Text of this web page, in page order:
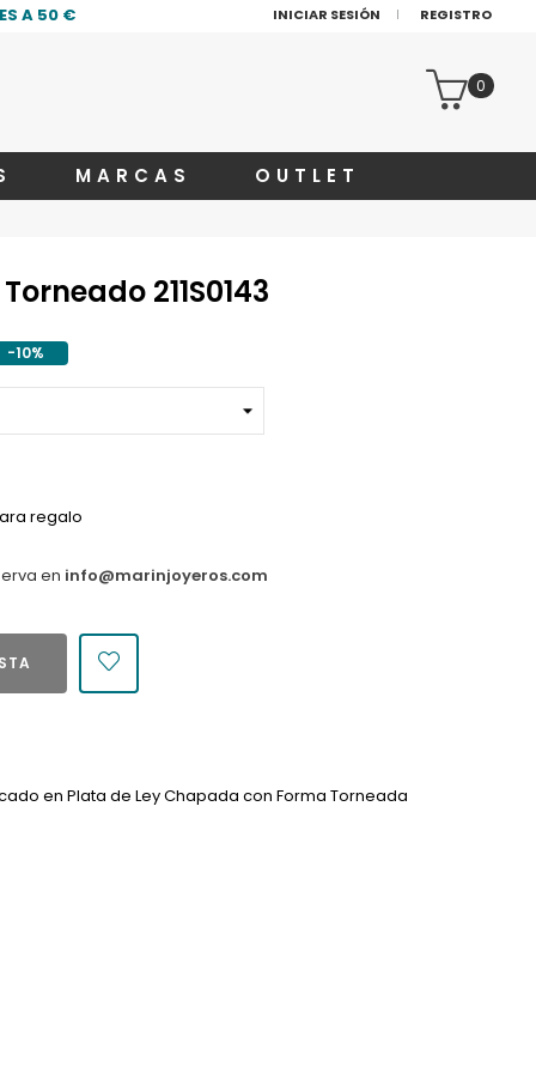
A 50 € INICIAR SESIÓN REGISTRO
0
MARCAS OUTLET
211S0143
-10%
regalo
en info@marinjoyeros.com
en Plata de Ley Chapada con Forma Torneada